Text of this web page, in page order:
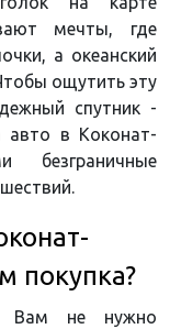
мечты, где
а океанский
ощутить эту
спутник -
авто в Коконат-
безграничные
покупка?
Вам не нужно